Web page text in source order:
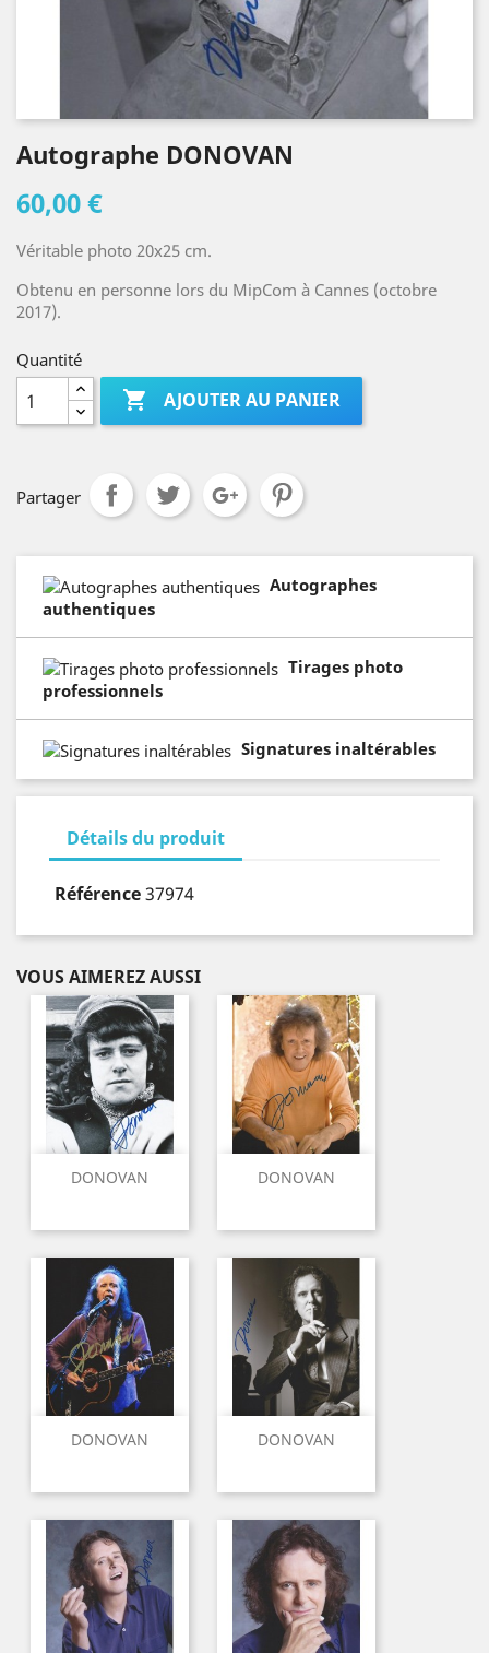
Autographe DONOVAN
60,00 €
Véritable photo 20x25 cm.
Obtenu en personne lors du MipCom à Cannes (octobre
2017).
Quantité
 AJOUTER AU PANIER
Partager
Autographes
authentiques
Tirages photo
professionnels
Signatures inaltérables
Détails du produit
Référence37974
VOUS AIMEREZ AUSSI
DONOVAN DONOVAN
DONOVAN DONOVAN